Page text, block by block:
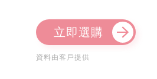
立即選購
資料由客戶提供